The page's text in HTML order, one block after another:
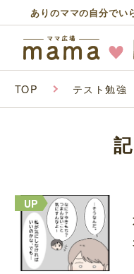
ありのママの自分でい
TOP テスト勉強